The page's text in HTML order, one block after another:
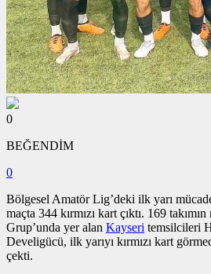
0
BEĞENDİM
0
Bölgesel Amatör Lig’deki ilk yarı
maçta 344 kırmızı kart çıktı. 169
Grup’unda yer alan Kayseri temsilcileri
Develigücü, ilk yarıyı kırmızı kart
çekti.